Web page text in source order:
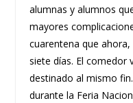
alumnas y alumnos
mayores
cuarentena que
siete días. El comedor
destinado al mismo
durante la Feria